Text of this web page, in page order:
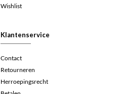
Wishlist
Klantenservice
Contact
Retourneren
Herroepingsrecht